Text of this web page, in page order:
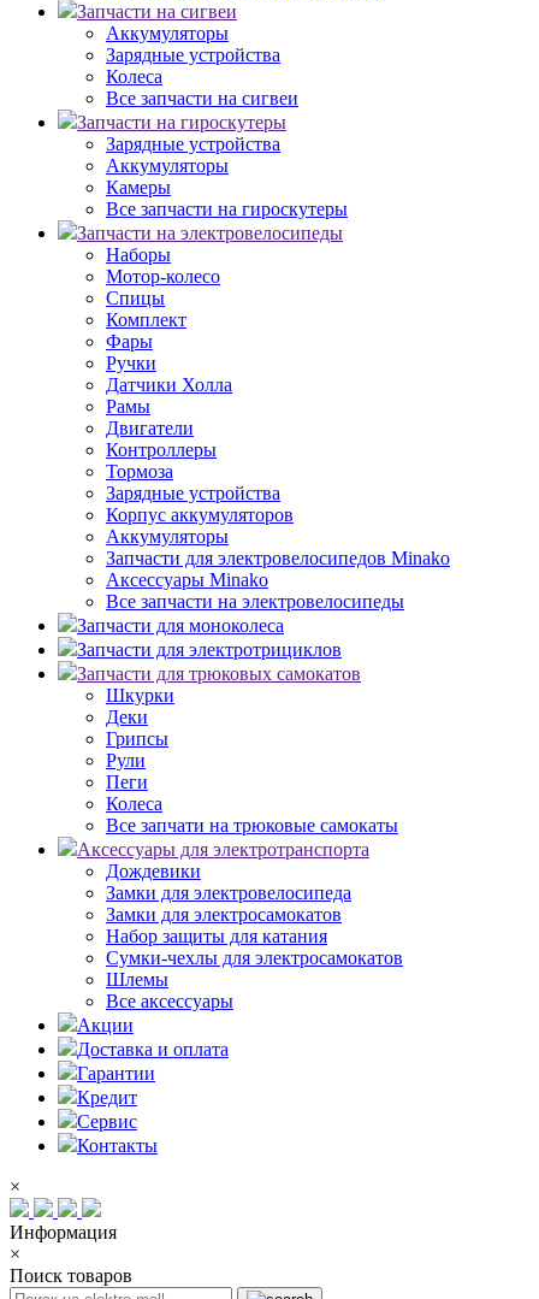
Запчасти на сигвеи
Аккумуляторы
Зарядные устройства
Колеса
Все запчасти на сигвеи
Запчасти на гироскутеры
Зарядные устройства
Аккумуляторы
Камеры
Все запчасти на гироскутеры
Запчасти на электровелосипеды
Наборы
Мотор-колесо
Спицы
Комплект
Фары
Ручки
Датчики Холла
Рамы
Двигатели
Контроллеры
Тормоза
Зарядные устройства
Корпус аккумуляторов
Аккумуляторы
Запчасти для электровелосипедов Minako
Аксессуары Minako
Все запчасти на электровелосипеды
Запчасти для моноколеса
Запчасти для электротрициклов
Запчасти для трюковых самокатов
Шкурки
Деки
Грипсы
Рули
Пеги
Колеса
Все запчати на трюковые самокаты
Аксессуары для электротранспорта
Дождевики
Замки для электровелосипеда
Замки для электросамокатов
Набор защиты для катания
Сумки-чехлы для электросамокатов
Шлемы
Все аксессуары
Акции
Доставка и оплата
Гарантии
Кредит
Сервис
Контакты
×
Информация
×
Поиск товаров